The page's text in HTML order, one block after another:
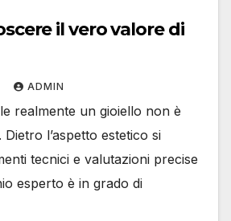
il vero valore di
ADMIN
realmente un gioiello non è
l’aspetto estetico si
tecnici e valutazioni precise
esperto è in grado di